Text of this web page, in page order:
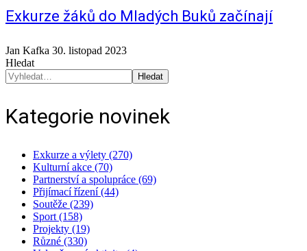
Exkurze žáků do Mladých Buků začínají
Jan Kafka 30. listopad 2023
Hledat
Hledat
Kategorie novinek
Exkurze a výlety (270)
Kulturní akce (70)
Partnerství a spolupráce (69)
Přijímací řízení (44)
Soutěže (239)
Sport (158)
Projekty (19)
Různé (330)